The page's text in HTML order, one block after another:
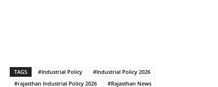
TAGS #Industrial Policy
#Industrial Policy 2026
#rajasthan Industrial Policy 2026
#Rajasthan News